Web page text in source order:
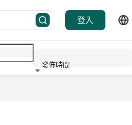
登入
發佈時間